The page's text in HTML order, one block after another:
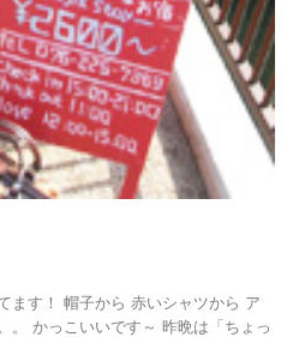
ます！ 帽子から 赤いシャツから ア
。 かっこいいです～ 昨晩は「ちょっ